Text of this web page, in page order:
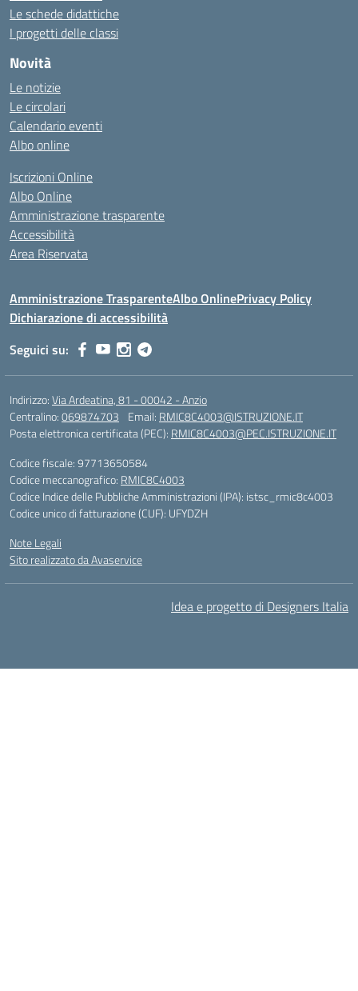
Le schede didattiche
I progetti delle classi
Novità
Le notizie
Le circolari
Calendario eventi
Albo online
Iscrizioni Online
Albo Online
Amministrazione trasparente
Accessibilità
Area Riservata
Amministrazione TrasparenteAlbo OnlinePrivacy Policy
Dichiarazione di accessibilità
Seguici su:
Indirizzo:Via Ardeatina, 81 - 00042 - Anzio
Centralino:069874703 Email: RMIC8C4003@ISTRUZIONE.IT
Posta elettronica certificata (PEC): RMIC8C4003@PEC.ISTRUZIONE.IT
Codice fiscale: 97713650584
Codice meccanografico: RMIC8C4003
Codice Indice delle Pubbliche Amministrazioni (IPA): istsc_rmic8c4003
Codice unico di fatturazione (CUF): UFYDZH
Note Legali
Sito realizzato da Avaservice
Idea e progetto di Designers Italia